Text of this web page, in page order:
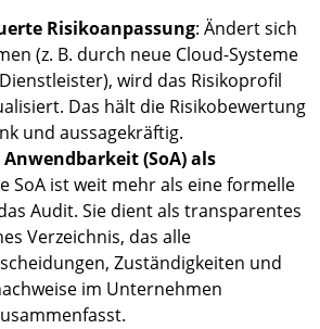
Risikoanpassung: Ändert sich
(z. B. durch neue Cloud-Systeme
wird das Risikoprofil
Das hält die Risikobewertung
und aussagekräftig.
(SoA) als
SoA ist weit mehr als eine formelle
Audit. Sie dient als transparentes
Verzeichnis, das alle
Zuständigkeiten und
im Unternehmen